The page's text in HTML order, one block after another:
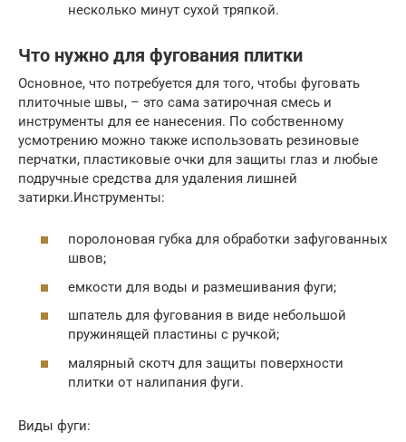
несколько минут сухой тряпкой.
Что нужно для фугования плитки
Основное, что потребуется для того, чтобы фуговать
плиточные швы, – это сама затирочная смесь и
инструменты для ее нанесения. По собственному
усмотрению можно также использовать резиновые
перчатки, пластиковые очки для защиты глаз и любые
подручные средства для удаления лишней
затирки.Инструменты:
поролоновая губка для обработки зафугованных
швов;
емкости для воды и размешивания фуги;
шпатель для фугования в виде небольшой
пружинящей пластины с ручкой;
малярный скотч для защиты поверхности
плитки от налипания фуги.
Виды фуги: